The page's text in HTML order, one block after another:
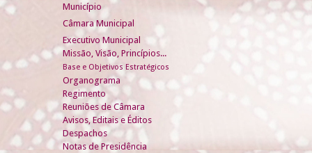
Município
Câmara Municipal
Executivo Municipal
Missão, Visão, Princípios...
Base e Objetivos Estratégicos
Organograma
Regimento
Reuniões de Câmara
Avisos, Editais e Éditos
Despachos
Notas de Presidência